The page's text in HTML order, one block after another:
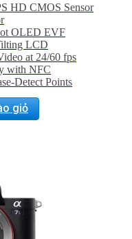
HD CMOS Sensor
OLED EVF
LCD
at 24/60 fps
with NFC
Detect Points
In Flash
Frame NR
giỏ